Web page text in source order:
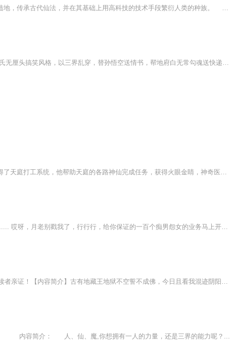
嗣古大陆，这里凝聚着现代人类文化的陆地，传承古代仙法，并在其基础上用高科技的技术手段繁衍人类的种族。 只不过，在普通人之上，却也有着特殊的存在，那就是仙！ 现代人类忙碌与工作与生活，早已经将上古传认的仙法秘术给忘却，但世界划分三...
【强烈推荐】《三界宅急送》用都市周氏无厘头搞笑风格，以三界乱穿，替孙悟空送情书，帮地府白无常勾魂送快递，在武侠世界建立快递据点等无厘头搞笑情节，讲述一个平凡的快递小哥绝不平凡的神奇经历……【内容简介】替大圣爷给观音菩萨送过一个故事陪着...
李强本是个平凡的高中生，莫名其妙获得了天庭打工系统，他帮助天庭的各路神仙完成任务，获得火眼金睛，神奇医术，仙家道法，从此无所不能！曾经，他只是个靠打工赚钱的可怜学生，此后，他却是独一无二的，天庭打工皇帝！风云再起。
背负一身债务的赵逸群误入三界红包群...... 哎呀，月老别戳我了，行行行，给你保证的一百个痴男怨女的业务马上开展， 哎哟，张道长，别给我塞红包啦， 龙虎山那群人都快把我供起来了 各位大佬别抖我窗口啦，一个一个来，一个一个来 被各路神仙青睐的赵逸群...
【强烈推荐】2017最火都市小说，数亿读者亲证！【内容简介】古有地藏王地狱不空誓不成佛，今日且看我混迹阴阳两界，一路通吃做个逍遥人间小散仙！等等，先天基础薄弱怎么办？不怕！渡恶灵修百万功德筑仙骨；再等等！修真无敌太无聊怎么办？这简单！携二三...
内容简介： 人、仙、魔,你想拥有一人的力量，还是三界的能力呢？...